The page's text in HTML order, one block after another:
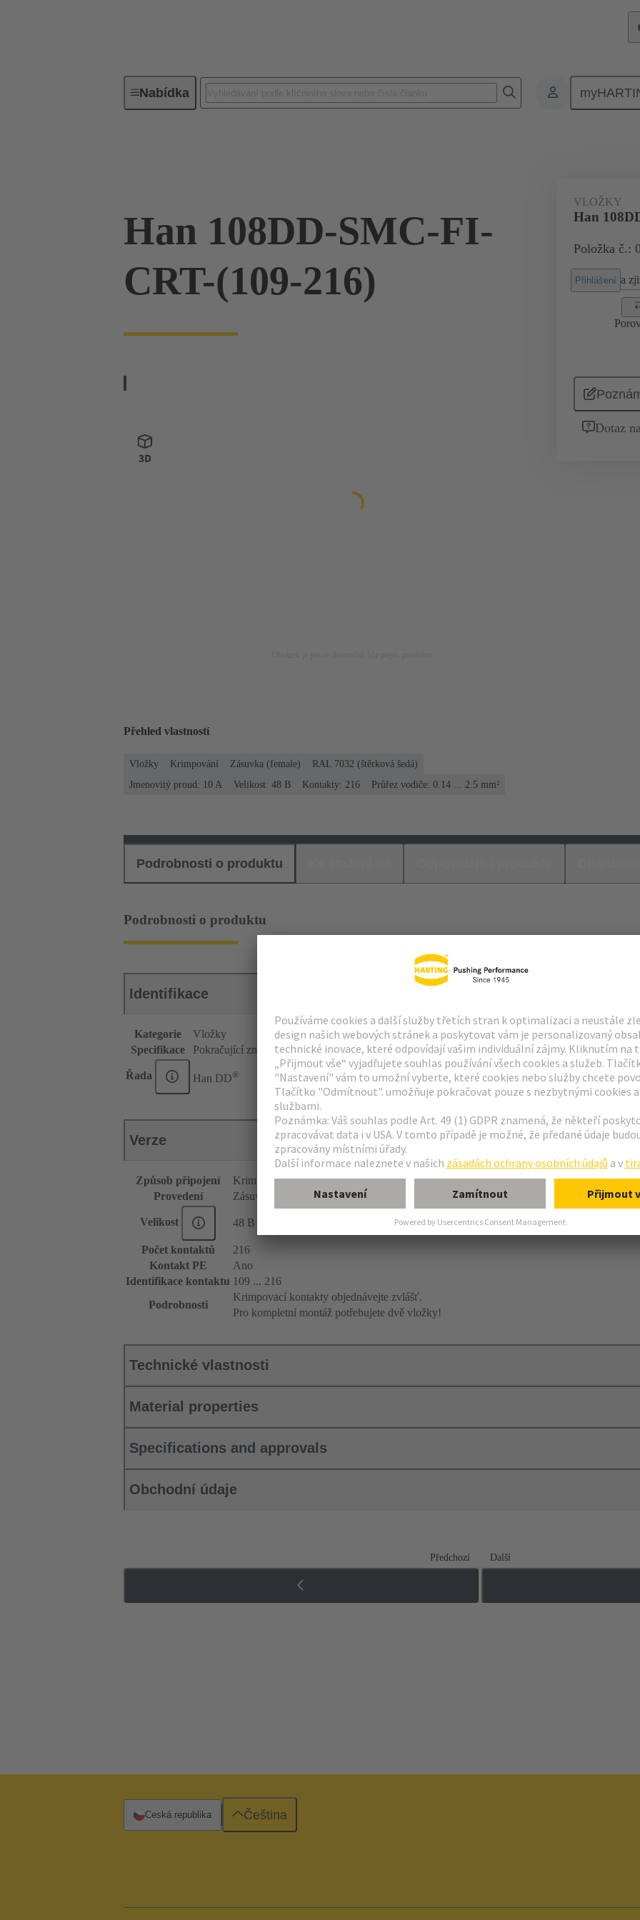
NabídkaPrůmyslové konektory / Han® Monoblokové vložky Pro
Han 108DD-SMC-FI-
CRT-(109-216)
VLOŽKY
Han
Položka č.:
Přihlášení a
Dotaz
Přehled vlastností
Vložky Krimpování Zásuvka (female)
RAL 7032 (štěrková šedá)
Jmenovitý proud: ‌10 A
Velikost: 48 B Kontakty: 216 Průřez vodiče: 0.14 ... 2.5 mm²
Podrobnosti o produktu
Podrobnosti o produktu
Identifikace
Kategorie
Vložky
Specifikace
Pokračující značení pinů
Řada Han DD®
Verze
Způsob připojení
Krimpování
Provedení
Zásuvka (female)
Velikost 48 B
Počet kontaktů
216
Kontakt PE
Ano
Identifikace kontaktu 109 ... 216
Podrobnosti
Krimpovací kontakty objednávejte zvlášť.
Pro kompletní montáž potřebujete dvě vložky!
Technické vlastnosti
Material properties
Specifications and approvals
Obchodní údaje
Předchozí Další
Česká republika Čeština